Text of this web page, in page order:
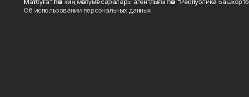
Об использовании персональных данных